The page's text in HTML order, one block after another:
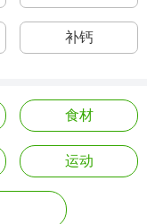
补钙
食材
运动